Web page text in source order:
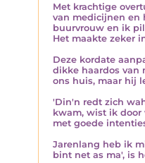
Met krachtige
van medicijnen en
buurvrouw en ik
Het maakte zeker
Deze kordate
dikke haardos van
ons huis, maar hij
'Din'n redt zich
kwam, wist ik
met goede
Jarenlang heb ik
bint net as ma', is